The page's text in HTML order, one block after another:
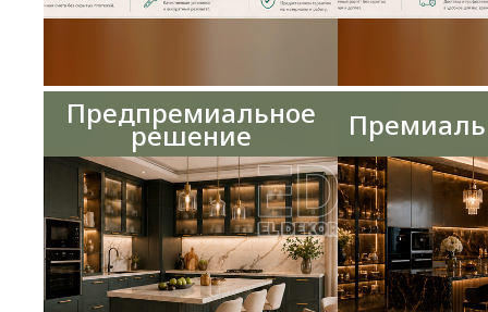
Предпремиальное
решение